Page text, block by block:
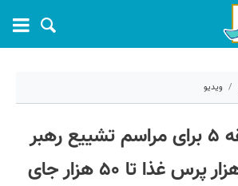
ویدیو
تمهیدات منطقه ۵ برای مراسم تشییع رهبر
شهید؛ از ۱۵۰ هزار پرس غذا تا ۵۰ هزار جای